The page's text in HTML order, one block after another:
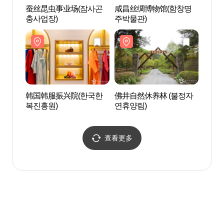
蚕丝昆虫事业场(잠사곤
충사업장)
咸昌丝绸博物馆(함창명
주박물관)
韩国韩服振兴院(한국한
복진흥원)
佛井自然休养林 (불정자
연휴양림)
查看更多